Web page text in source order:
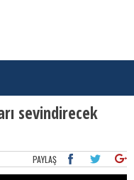
sevindirecek
PAYLAŞ